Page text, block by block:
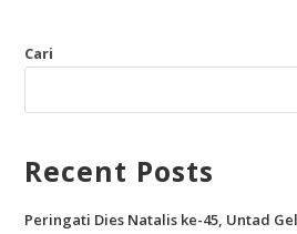
Cari
Recent Posts
Peringati Dies Natalis ke-45, Untad